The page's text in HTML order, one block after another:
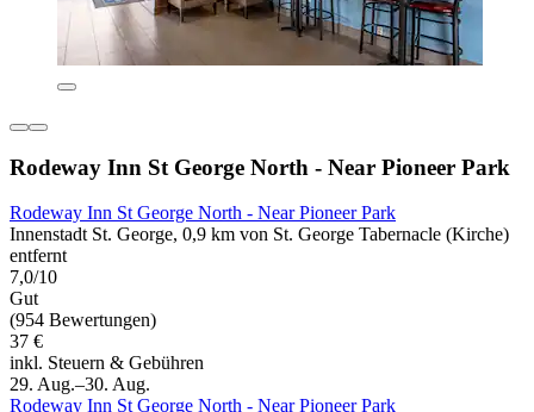
Rodeway Inn St George North - Near Pioneer Park
Rodeway Inn St George North - Near Pioneer Park
Innenstadt St. George, 0,9 km von St. George Tabernacle (Kirche)
entfernt
7,0/10
Gut
(954 Bewertungen)
37 €
inkl. Steuern & Gebühren
29. Aug.–30. Aug.
Rodeway Inn St George North - Near Pioneer Park